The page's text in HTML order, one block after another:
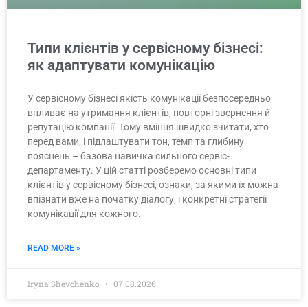
Типи клієнтів у сервісному бізнесі:
як адаптувати комунікацію
У сервісному бізнесі якість комунікації безпосередньо
впливає на утримання клієнтів, повторні звернення й
репутацію компанії. Тому вміння швидко зчитати, хто
перед вами, і підлаштувати тон, темп та глибину
пояснень – базова навичка сильного сервіс-
департаменту. У цій статті розберемо основні типи
клієнтів у сервісному бізнесі, ознаки, за якими їх можна
впізнати вже на початку діалогу, і конкретні стратегії
комунікації для кожного.
READ MORE »
Iryna Shevchenko 07.08.2026